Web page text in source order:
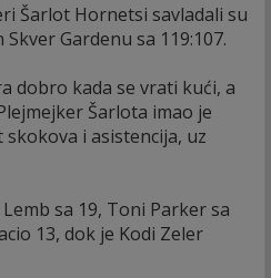
Šarlot Hornetsi savladali su
Gardenu sa 119:107.
dobro kada se vrati kući, a
Šarlota imao je
i asistencija, uz
sa 19, Toni Parker sa
13, dok je Kodi Zeler